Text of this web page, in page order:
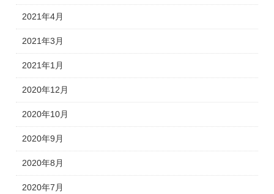
2021年4月
2021年3月
2021年1月
2020年12月
2020年10月
2020年9月
2020年8月
2020年7月